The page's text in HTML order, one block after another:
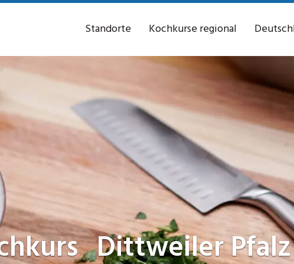
Standorte Kochkurse regional
Dittweiler Pfalz